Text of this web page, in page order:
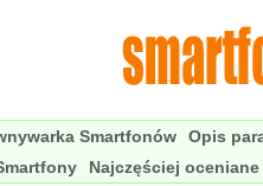
Smartfonów Opis
Najczęściej